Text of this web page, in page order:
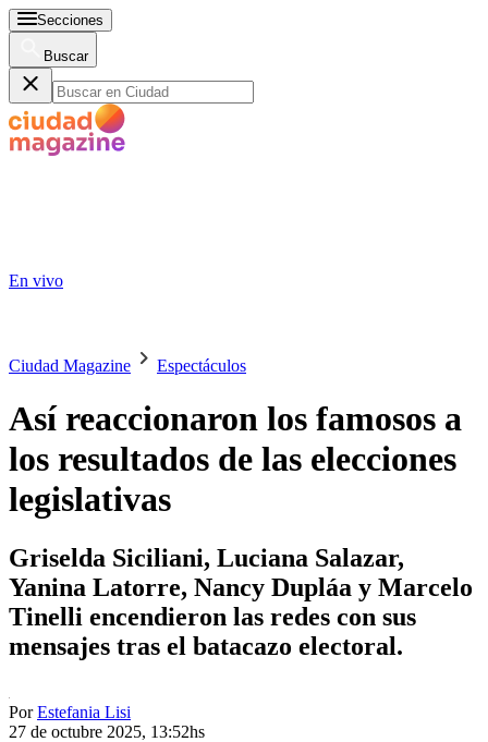
Secciones
Buscar
En vivo
Ciudad Magazine Espectáculos
Así reaccionaron los famosos a
los resultados de las elecciones
legislativas
Griselda Siciliani, Luciana Salazar,
Yanina Latorre, Nancy Dupláa y Marcelo
Tinelli encendieron las redes con sus
mensajes tras el batacazo electoral.
PorEstefania Lisi
27 de octubre 2025, 13:52hs